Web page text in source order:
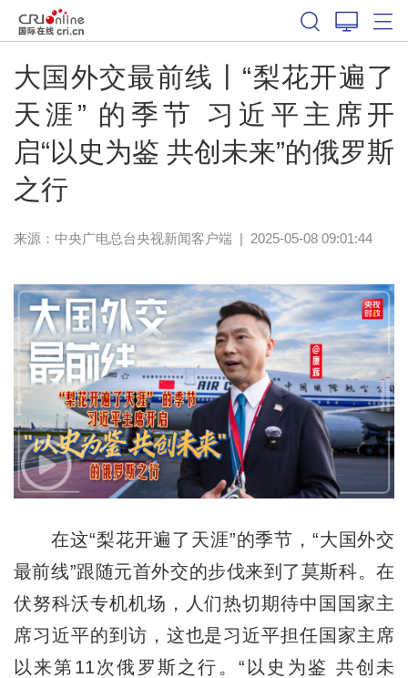
大国外交最前线丨“梨花开遍了
天涯” 的季节 习近平主席开
启“以史为鉴 共创未来”的俄罗斯
之行
来源： 中央广电总台央视新闻客户端 | 2025-05-08 09:01:44
在这“梨花开遍了天涯”的季节，“大国外交
最前线”跟随元首外交的步伐来到了莫斯科。在
伏努科沃专机机场，人们热切期待中国国家主
席习近平的到访，这也是习近平担任国家主席
以来第11次俄罗斯之行。“以史为鉴 共创未